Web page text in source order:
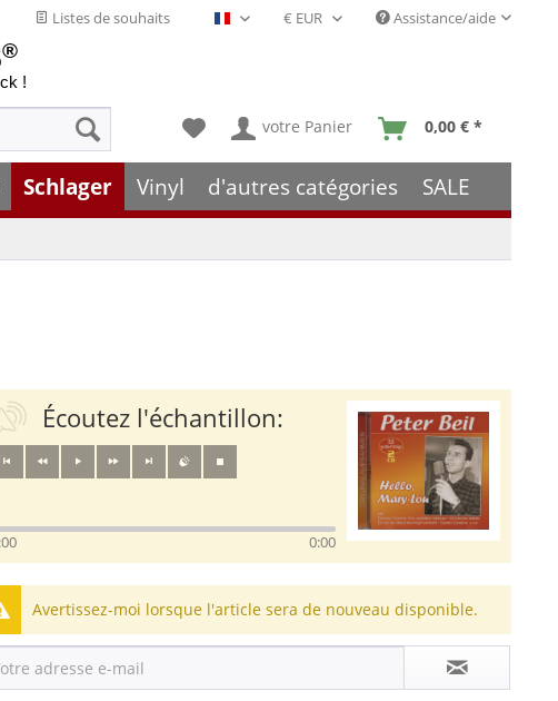
Listes de souhaits Français- FR Assistance/aide
®
!
votre Panier 0,00 € *
Schlager Vinyl d'autres catégories SALE
Écoutez l'échantillon:
0:00
Avertissez-moi lorsque l'article sera de nouveau disponible.